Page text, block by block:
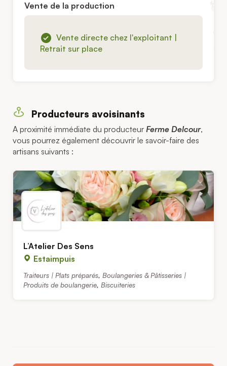
Vente de la production
Vente directe chez l'exploitant |
Retrait sur place
Producteurs avoisinants
A proximité immédiate du producteur Ferme Delcour,
vous pourrez également découvrir le savoir-faire des
artisans suivants :
L’Atelier Des Sens
Estaimpuis
Traiteurs | Plats préparés, Boulangeries & Pâtisseries |
Produits de boulangerie, Biscuiteries